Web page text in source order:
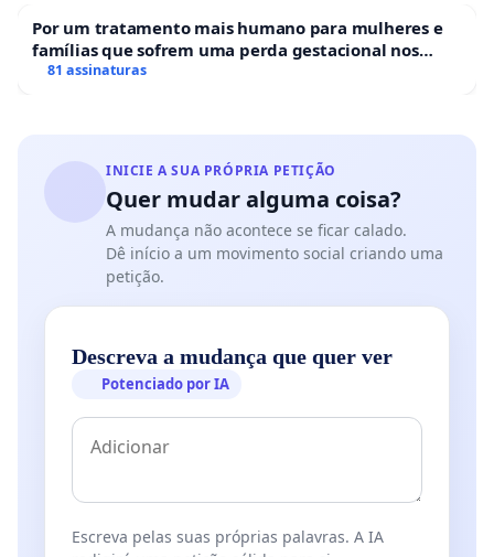
Por um tratamento mais humano para mulheres e
famílias que sofrem uma perda gestacional nos
hospitais portugueses
81 assinaturas
INICIE A SUA PRÓPRIA PETIÇÃO
Quer mudar alguma coisa?
A mudança não acontece se ficar calado.
Dê início a um movimento social criando uma
petição.
Descreva a mudança que quer ver
Potenciado por IA
Escreva pelas suas próprias palavras. A IA